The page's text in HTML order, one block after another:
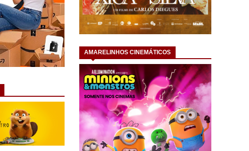
AMARELINHOS CINEMÁTICOS